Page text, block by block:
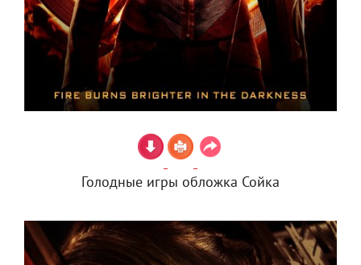
Голодные игры обложка Сойка